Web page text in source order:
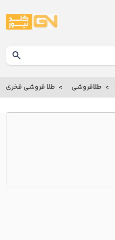
طلافروشی طلا فروشی فخري